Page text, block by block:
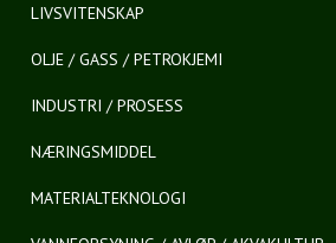
LIVSVITENSKAP
OLJE / GASS / PETROKJEMI
INDUSTRI / PROSESS
NÆRINGSMIDDEL
MATERIALTEKNOLOGI